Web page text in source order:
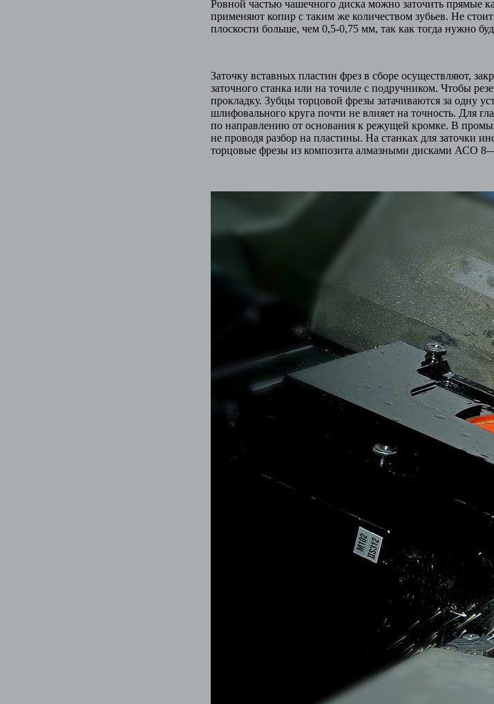
Ровной частью чашечного диска можно заточить прямые
применяют копир с таким же количеством зубьев. Не
плоскости больше, чем 0,5-0,75 мм, так как тогда нужно
Заточку вставных пластин фрез в сборе осуществляют,
заточного станка или на точиле с подручником. Чтобы
прокладку. Зубцы торцовой фрезы затачиваются за одну
шлифовального круга почти не влияет на точность. Для
по направлению от основания к режущей кромке. В
не проводя разбор на пластины. На станках для заточки
торцовые фрезы из композита алмазными дисками АСО